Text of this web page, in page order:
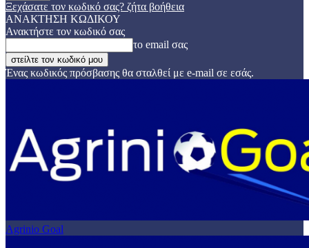
Ξεχάσατε τον κωδικό σας? ζήτα βοήθεια
ΑΝΑΚΤΗΣΗ ΚΩΔΙΚΟΥ
Ανακτήστε τον κωδικό σας
το email σας
Ένας κωδικός πρόσβασης θα σταλθεί με e-mail σε εσάς.
Agrinio Goal